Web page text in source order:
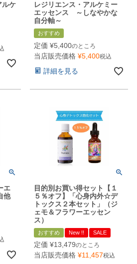
ケ
レジリエンス・アルケミー
エッセンス ～しなやかな
自分軸～
おすすめ
定価 ¥5,400のところ
当店販売価格 ¥5,400税込
詳細を見る
エ
他
目的別お買い得セット【１
５％オフ】「心身内外☆デ
トックス２本セット」（ジ
ェモ＆フラワーエッセン
ス）
おすすめ New !! SALE
定価 ¥13,479のところ
当店販売価格 ¥11,457税込